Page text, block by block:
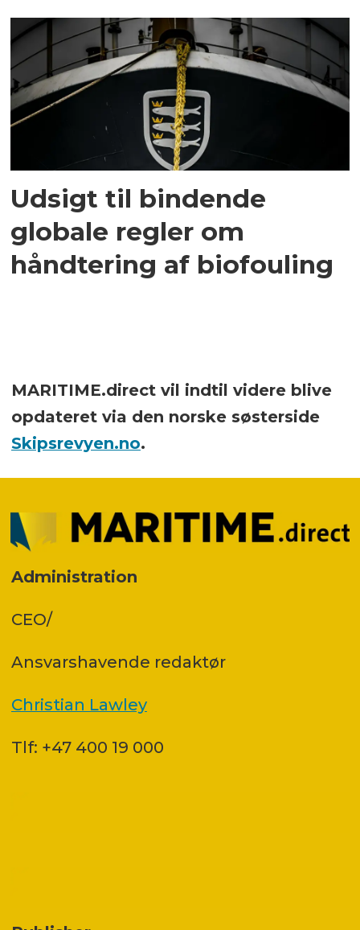
Udsigt til bindende
globale regler om
håndtering af biofouling
MARITIME.direct vil indtil videre blive
opdateret via den norske søsterside
Skipsrevyen.no.
Administration
CEO/
Ansvars­havende redaktør
Christian Lawley
Tlf: +47 400 19 000